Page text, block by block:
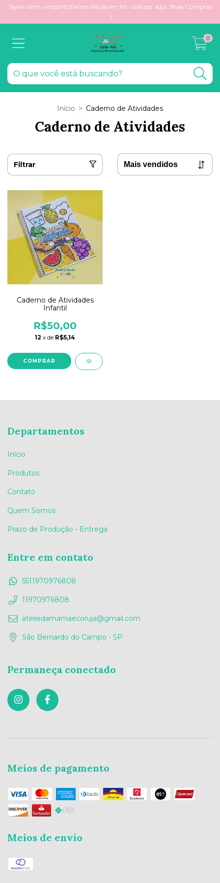
Sejam bem vindos!!!Estamos felizes em ter você por aqui. Boas Compras
:)
0
Início > Caderno de Atividades
Caderno de Atividades
Filtrar
Caderno de Atividades
Infantil
R$50,00
12 x de R$5,14
Departamentos
Início
Produtos
Contato
Quem Somos
Prazo de Produção - Entrega
Entre em contato
5511970976808
11970976808
ateliedamamaecoruja@gmail.com
São Bernardo do Campo - SP
Permaneça conectado
Meios de pagamento
Meios de envio